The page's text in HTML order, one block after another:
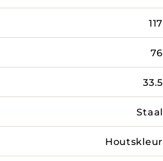
117
76
33.5
Staal
Houtskleur